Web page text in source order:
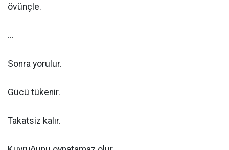
övünçle.
...
Sonra yorulur.
Gücü tükenir.
Takatsiz kalır.